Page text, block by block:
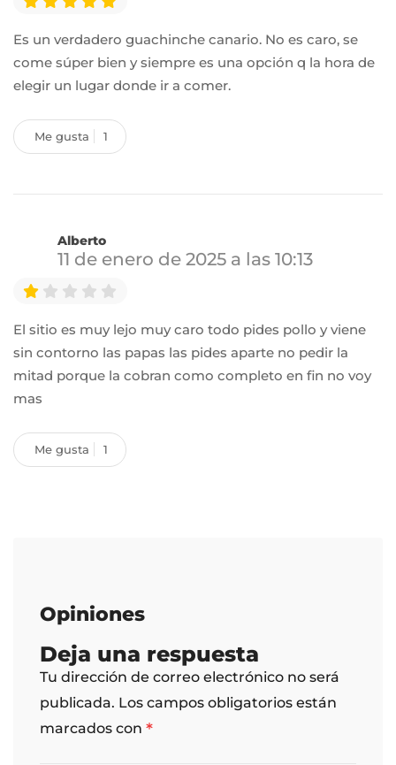
Es un verdadero guachinche canario. No es caro, se
come súper bien y siempre es una opción q la hora de
elegir un lugar donde ir a comer.
Me gusta 1
Alberto
11 de enero de 2025 a las 10:13
El sitio es muy lejo muy caro todo pides pollo y viene
sin contorno las papas las pides aparte no pedir la
mitad porque la cobran como completo en fin no voy
mas
Me gusta 1
Opiniones
Deja una respuesta
Tu dirección de correo electrónico no será
publicada. Los campos obligatorios están
marcados con *